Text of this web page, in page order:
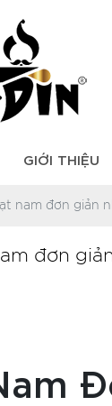
GIỚI THIỆU
nam đơn giản
đơn